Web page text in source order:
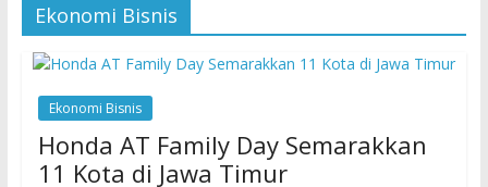
Ekonomi Bisnis
Ekonomi Bisnis
Honda AT Family Day Semarakkan
11 Kota di Jawa Timur